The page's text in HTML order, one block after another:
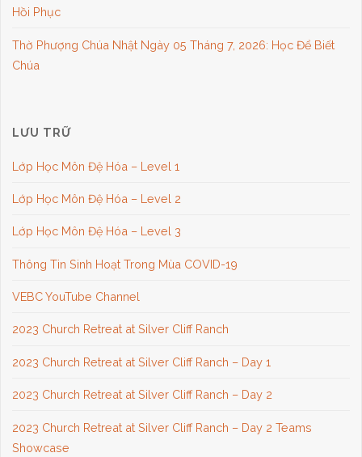
Hồi Phục
Thờ Phượng Chúa Nhật Ngày 05 Tháng 7, 2026: Học Để Biết
Chúa
LƯU TRỮ
Lớp Học Môn Đệ Hóa – Level 1
Lớp Học Môn Đệ Hóa – Level 2
Lớp Học Môn Đệ Hóa – Level 3
Thông Tin Sinh Hoạt Trong Mùa COVID-19
VEBC YouTube Channel
2023 Church Retreat at Silver Cliff Ranch
2023 Church Retreat at Silver Cliff Ranch – Day 1
2023 Church Retreat at Silver Cliff Ranch – Day 2
2023 Church Retreat at Silver Cliff Ranch – Day 2 Teams
Showcase